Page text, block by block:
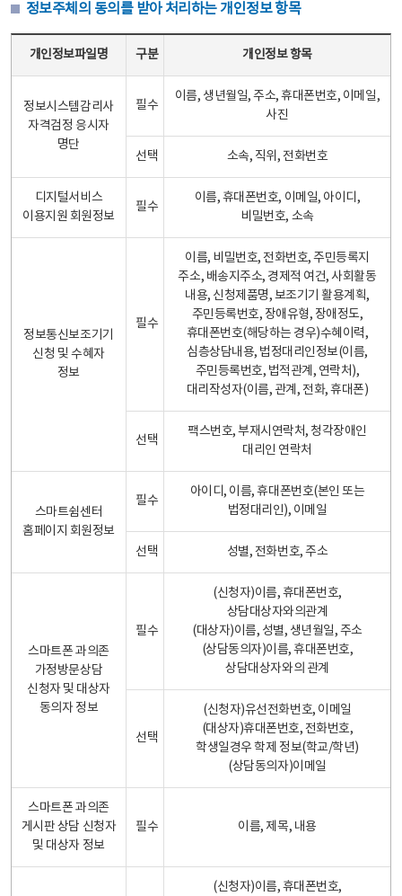
정보주체의 동의를 받아 처리하는 개인정보 항목
개인정보파일명 구분 개인정보 항목
정보시스템감리사
자격검정 응시자
명단
필수
이름, 생년월일, 주소, 휴대폰번호, 이메일,
사진
선택 소속, 직위, 전화번호
디지털서비스
이용지원 회원정보
필수
이름, 휴대폰번호, 이메일, 아이디,
비밀번호, 소속
정보통신보조기기
신청 및 수혜자
정보
필수
이름, 비밀번호, 전화번호, 주민등록지
주소, 배송지주소, 경제적 여건, 사회활동
내용, 신청제품명, 보조기기 활용계획,
주민등록번호, 장애유형, 장애정도,
휴대폰번호(해당하는 경우)수혜이력,
심층상담내용, 법정대리인정보(이름,
주민등록번호, 법적관계, 연락처),
대리작성자(이름, 관계, 전화, 휴대폰)
선택
팩스번호, 부재시연락처, 청각장애인
대리인 연락처
스마트쉼센터
홈페이지 회원정보
필수
아이디, 이름, 휴대폰번호(본인 또는
법정대리인), 이메일
선택 성별, 전화번호, 주소
스마트폰 과의존
가정방문상담
신청자 및 대상자
동의자 정보
필수
(신청자)이름, 휴대폰번호,
상담대상자와의관계
(대상자)이름, 성별, 생년월일, 주소
(상담동의자)이름, 휴대폰번호,
상담대상자와의 관계
선택
(신청자)유선전화번호, 이메일
(대상자)휴대폰번호, 전화번호,
학생일경우 학제 정보(학교/학년)
(상담동의자)이메일
스마트폰 과의존
게시판 상담 신청자
및 대상자 정보
필수 이름, 제목, 내용
(신청자)이름, 휴대폰번호,